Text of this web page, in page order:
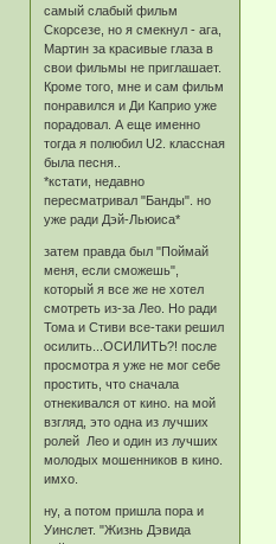
самый слабый фильм
Скорсезе, но я смекнул - ага,
Мартин за красивые глаза в
свои фильмы не приглашает.
Кроме того, мне и сам фильм
понравился и Ди Каприо уже
порадовал. А еще именно
тогда я полюбил U2. классная
была песня..
*кстати, недавно
пересматривал "Банды". но
уже ради Дэй-Льюиса*
затем правда был "Поймай
меня, если сможешь",
который я все же не хотел
смотреть из-за Лео. Но ради
Тома и Стиви все-таки решил
осилить...ОСИЛИТЬ?! после
просмотра я уже не мог себе
простить, что сначала
отнекивался от кино. на мой
взгляд, это одна из лучших
ролей Лео и один из лучших
молодых мошенников в кино.
имхо.
ну, а потом пришла пора и
Уинслет. "Жизнь Дэвида